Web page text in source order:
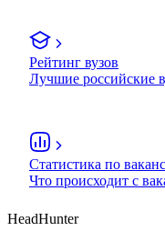
Рейтинг вузов
Лучшие российские
Статистика по
Что происходит с
HeadHunter